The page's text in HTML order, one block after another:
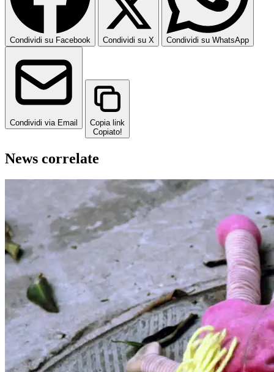
Condividi su Facebook Condividi su X Condividi su WhatsApp
Condividi via Email
Copia link
Copiato!
News correlate